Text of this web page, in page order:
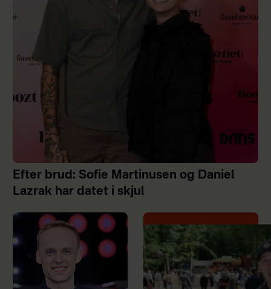
Efter brud: Sofie Martinusen og Daniel
Lazrak har datet i skjul